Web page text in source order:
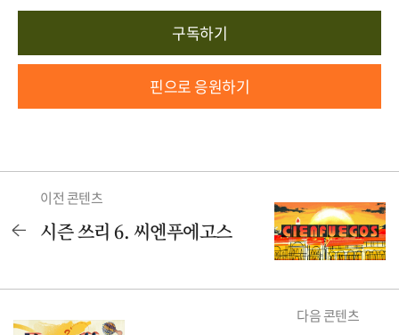
구독하기
핀으로 응원하기
이전 콘텐츠
시즌 쓰리 6. 씨엔푸에고스
다음 콘텐츠